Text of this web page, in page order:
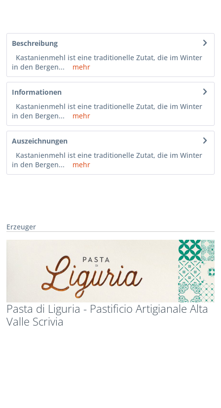
Beschreibung
Kastanienmehl ist eine traditionelle Zutat, die im Winter
in den Bergen...
mehr
Informationen
Kastanienmehl ist eine traditionelle Zutat, die im Winter
in den Bergen...
mehr
Auszeichnungen
Kastanienmehl ist eine traditionelle Zutat, die im Winter
in den Bergen...
mehr
Erzeuger
Pasta di Liguria - Pastificio Artigianale Alta
Valle Scrivia